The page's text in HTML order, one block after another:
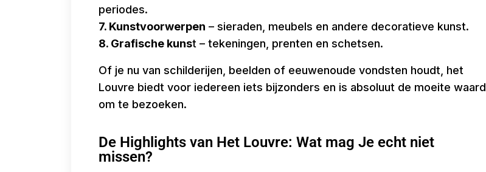
periodes.
7. Kunstvoorwerpen – sieraden, meubels en andere decoratieve kunst.
8. Grafische kunst – tekeningen, prenten en schetsen.
Of je nu van schilderijen, beelden of eeuwenoude vondsten houdt, het
Louvre biedt voor iedereen iets bijzonders en is absoluut de moeite waard
om te bezoeken.
De Highlights van Het Louvre: Wat mag Je echt niet
missen?